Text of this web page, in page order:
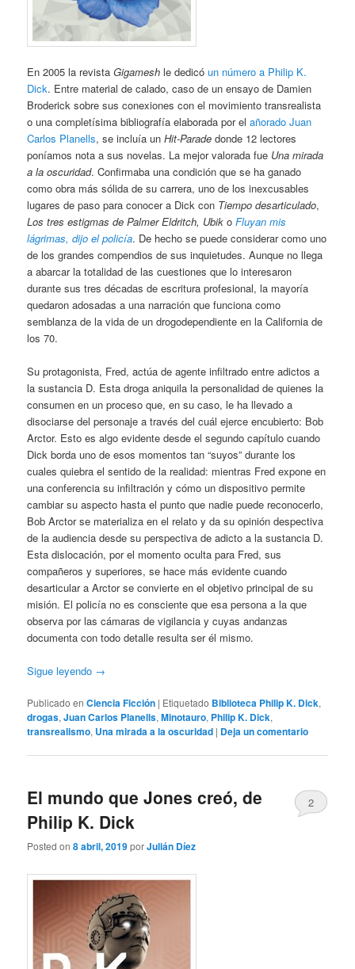
En 2005 la revistaGigamesh le dedicóun número a Philip K.
Dick. Entre material de calado, caso de un ensayo de Damien
Broderick sobre sus conexiones con el movimiento transrealista
o una completísima bibliografía elaborada por elañorado Juan
Carlos Planells, se incluía unHit-Parade donde 12 lectores
poníamos nota a sus novelas. La mejor valorada fue Una mirada
a la oscuridad. Confirmaba una condición que se ha ganado
como obra más sólida de su carrera, uno de los inexcusables
lugares de paso para conocer a Dick con Tiempo desarticulado,
Los tres estigmas de Palmer Eldritch, Ubik oFluyan mis
lágrimas, dijo el policía. De hecho se puede considerar como uno
de los grandes compendios de sus inquietudes. Aunque no llega
a abarcar la totalidad de las cuestiones que lo interesaron
durante sus tres décadas de escritura profesional, la mayoría
quedaron adosadas a una narración que funciona como
semblanza de la vida de un drogodependiente en la California de
los 70.
Su protagonista, Fred, actúa de agente infiltrado entre adictos a
la sustancia D. Esta droga aniquila la personalidad de quienes la
consumen en un proceso que, en su caso, le ha llevado a
disociarse del personaje a través del cuál ejerce encubierto: Bob
Arctor. Esto es algo evidente desde el segundo capítulo cuando
Dick borda uno de esos momentos tan “suyos” durante los
cuales quiebra el sentido de la realidad: mientras Fred expone en
una conferencia su infiltración y cómo un dispositivo permite
cambiar su aspecto hasta el punto que nadie puede reconocerlo,
Bob Arctor se materializa en el relato y da su opinión despectiva
de la audiencia desde su perspectiva de adicto a la sustancia D.
Esta dislocación, por el momento oculta para Fred, sus
compañeros y superiores, se hace más evidente cuando
desarticular a Arctor se convierte en el objetivo principal de su
misión. El policía no es consciente que esa persona a la que
observa por las cámaras de vigilancia y cuyas andanzas
documenta con todo detalle resulta ser él mismo.
Sigue leyendo →
Publicado en Ciencia Ficción | Etiquetado Biblioteca Philip K. Dick,
drogas,Juan Carlos Planells,Minotauro, Philip K. Dick,
transrealismo, Una mirada a la oscuridad | Deja un comentario
El mundo que Jones creó, de
Philip K. Dick
Posted on8 abril, 2019porJulián Díez
2